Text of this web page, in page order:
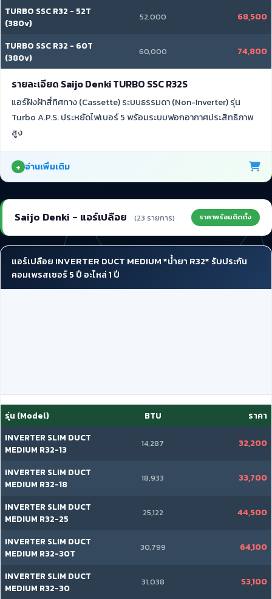
TURBO SSC R32 - 52T
(380v)
52,000 68,500
TURBO SSC R32 - 60T
(380v)
60,000 74,800
รายละเอียด Saijo Denki TURBO SSC R32S
แอร์ฝังฝ้าสี่ทิศทาง (Cassette) ระบบธรรมดา (Non-Inverter) รุ่น
Turbo A.P.S. ประหยัดไฟเบอร์ 5 พร้อมระบบฟอกอากาศประสิทธิภาพ
สูง
อ่านเพิ่มเติม
Saijo Denki - แอร์เปลือย (23 รายการ) ราคาพร้อมติดตั้ง
แอร์เปลือย INVERTER DUCT MEDIUM *น้ำยา R32* รับประกัน
คอมเพรสเซอร์ 5 ปี อะไหล่ 1 ปี
รุ่น (Model) BTU
ราคา
INVERTER SLIM DUCT
MEDIUM R32-13
14,287 32,200
INVERTER SLIM DUCT
MEDIUM R32-18
18,933 33,700
INVERTER SLIM DUCT
MEDIUM R32-25
25,122 44,500
INVERTER SLIM DUCT
MEDIUM R32-30T
30,799 64,100
INVERTER SLIM DUCT
MEDIUM R32-30
31,038 53,100